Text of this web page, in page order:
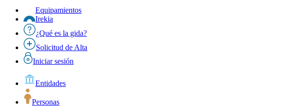
Equipamientos
Irekia
¿Qué es la gida?
Solicitud de Alta
Iniciar sesión
Entidades
Personas